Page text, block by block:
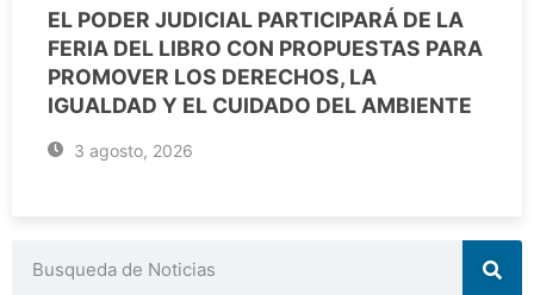
EL PODER JUDICIAL PARTICIPARÁ DE LA
FERIA DEL LIBRO CON PROPUESTAS PARA
PROMOVER LOS DERECHOS, LA
IGUALDAD Y EL CUIDADO DEL AMBIENTE
3 agosto, 2026